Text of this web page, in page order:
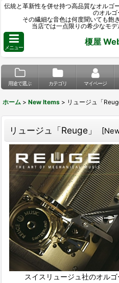
伝統と革新性を併せ持つ高品質なオルゴ
のオルゴ
その繊細な音色は何度聞いても飽
当店では一点限りの希少なモデ
メニュー
榎屋
用途で選ぶ カテゴリ マイページ
ホーム > New Items > リュージュ「
リュージュ「Reuge」 [
スイスリュージュ社のオル